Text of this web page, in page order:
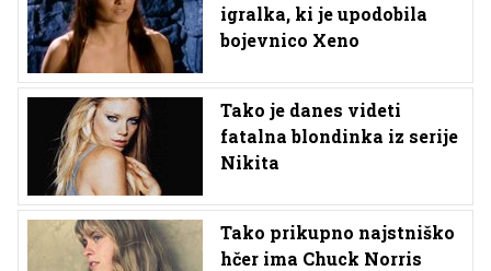
igralka, ki je upodobila
bojevnico Xeno
Tako je danes videti
fatalna blondinka iz serije
Nikita
Tako prikupno najstniško
hčer ima Chuck Norris